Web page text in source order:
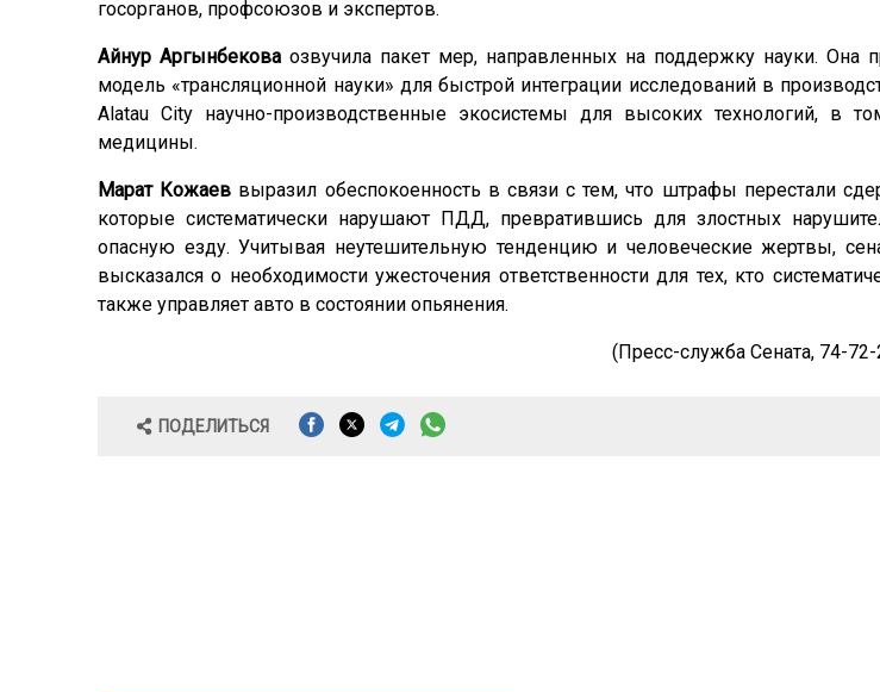
госорганов, профсоюзов и экспертов.
Айнур Аргынбекова озвучила пакет мер, направленных на поддержку науки. Она
модель «трансляционной науки» для быстрой интеграции исследований в
Alatau City научно-производственные экосистемы для высоких технологий, в
медицины.
Марат Кожаев выразил обеспокоенность в связи с тем, что штрафы перестали
которые систематически нарушают ПДД, превратившись для злостных
опасную езду. Учитывая неутешительную тенденцию и человеческие жертвы,
высказался о необходимости ужесточения ответственности для тех, кто
также управляет авто в состоянии опьянения.
(Пресс-служба Сената, 74-
ПОДЕЛИТЬСЯ